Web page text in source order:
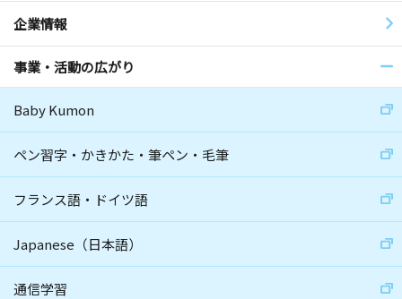
企業情報
事業・活動の広がり
Baby Kumon
ペン習字・かきかた・筆ペン・毛筆
フランス語・ドイツ語
Japanese（日本語）
通信学習